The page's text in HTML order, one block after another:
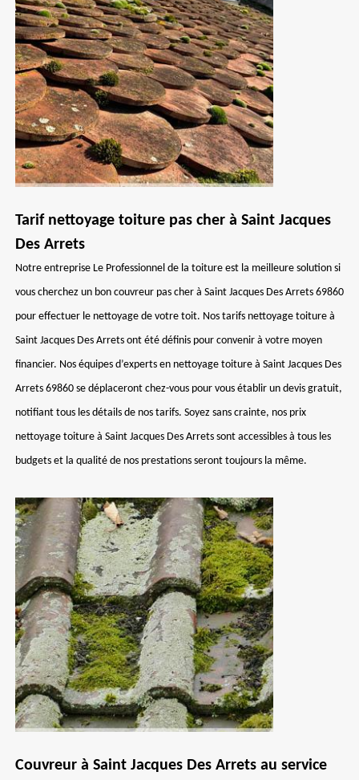
Tarif nettoyage toiture pas cher à Saint Jacques
Des Arrets
Notre entreprise Le Professionnel de la toiture est la meilleure solution si
vous cherchez un bon couvreur pas cher à Saint Jacques Des Arrets 69860
pour effectuer le nettoyage de votre toit. Nos tarifs nettoyage toiture à
Saint Jacques Des Arrets ont été définis pour convenir à votre moyen
financier. Nos équipes d’experts en nettoyage toiture à Saint Jacques Des
Arrets 69860 se déplaceront chez-vous pour vous établir un devis gratuit,
notifiant tous les détails de nos tarifs. Soyez sans crainte, nos prix
nettoyage toiture à Saint Jacques Des Arrets sont accessibles à tous les
budgets et la qualité de nos prestations seront toujours la même.
Couvreur à Saint Jacques Des Arrets au service